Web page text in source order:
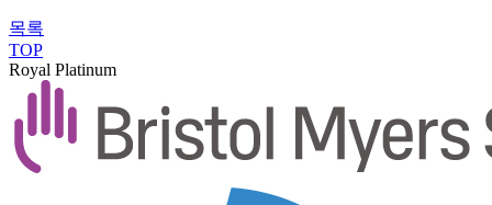
목록
TOP
Royal Platinum